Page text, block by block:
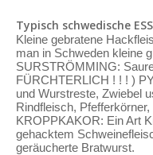
Typisch schwedische
Kleine gebratene
man in Schweden kleine
SURSTRÖMMING:
FÜRCHTERLICH ! ! ! )
und Wurstreste, Zwiebel
Rindfleisch,
KROPPKAKOR: Ein Art
gehacktem
geräucherte Bratwurst.